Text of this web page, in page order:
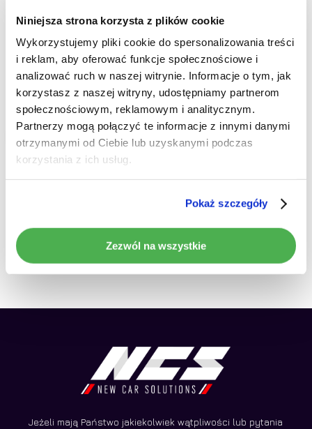
Niniejsza strona korzysta z plików cookie
Wykorzystujemy pliki cookie do spersonalizowania treści
i reklam, aby oferować funkcje społecznościowe i
analizować ruch w naszej witrynie. Informacje o tym, jak
korzystasz z naszej witryny, udostępniamy partnerom
społecznościowym, reklamowym i analitycznym.
Partnerzy mogą połączyć te informacje z innymi danymi
otrzymanymi od Ciebie lub uzyskanymi podczas
korzystania z ich usług.
Pokaż szczegóły
Zezwól na wszystkie
Brak produktów w koszyku.
Idź do sklepu
RATY 0%
Dodaj do koszyka
Radio Nawigacja NCS RS-
405 Android VW Multivan
649,00zł
Promocja!
RATY 0%
Dodaj do koszyka
Radio Nawigacja NCS RS-
2DIN
790,00zł
cena
790,00
690,00 cena
wynosi:
690,00
Jeżeli mają Państwo jakiekolwiek wątpliwości lub pytania